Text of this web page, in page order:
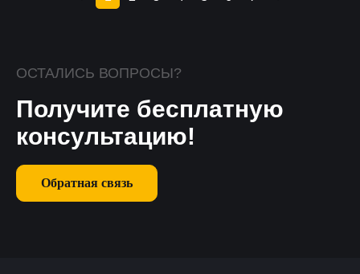
ОСТАЛИСЬ ВОПРОСЫ?
Получите бесплатную
консультацию!
Обратная связь